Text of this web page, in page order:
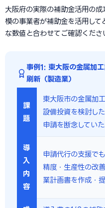
大阪府の実際の補助金活用の
模の事業者が補助金を活用して
な数値と合わせてご確認くださ
事例1: 東大阪の金属加
刷新（製造業）
課
題
東大阪市の金属加
設備投資を検討し
申請を断念していた
導
入
内
容
申請代行の支援で
精度・生産性の改
業計画書を作成・提